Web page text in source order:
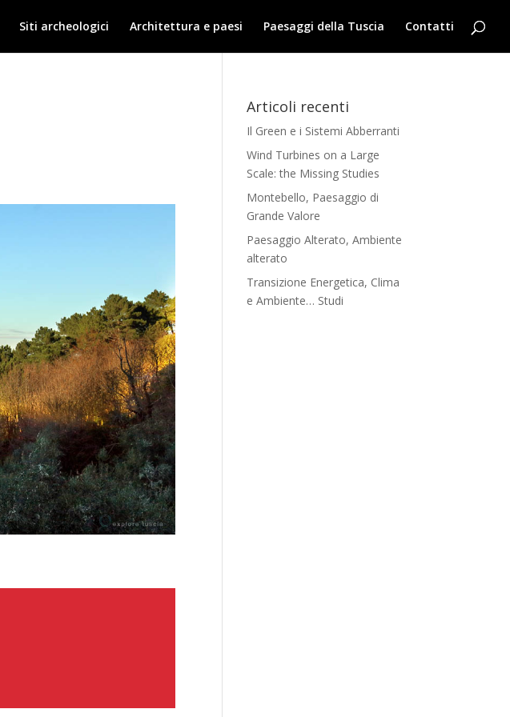
Siti archeologici Architettura e paesi Paesaggi della Tuscia Contatti
Articoli recenti
Il Green e i Sistemi Abberranti
Wind Turbines on a Large
Scale: the Missing Studies
Montebello, Paesaggio di
Grande Valore
Paesaggio Alterato, Ambiente
alterato
Transizione Energetica, Clima
e Ambiente… Studi